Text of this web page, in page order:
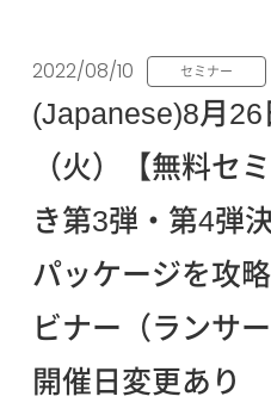
2022/08/10 セミナー
(Japanese)8月26
（火）【無料セ
き第3弾・第4弾
パッケージを攻
ビナー（ランサ
開催日変更あり